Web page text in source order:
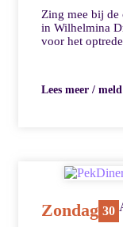
Zing mee bij
in Wilhelmina
voor het
Lees meer /
Zondag 30